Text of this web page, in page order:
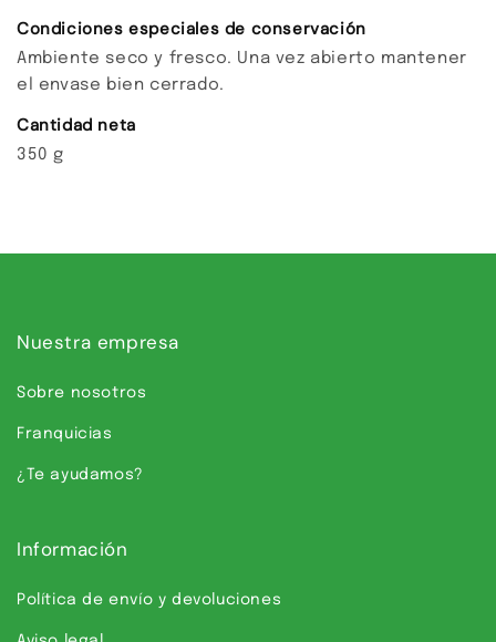
Condiciones especiales de conservación
Ambiente seco y fresco. Una vez abierto mantener
el envase bien cerrado.
Cantidad neta
350 g
Nuestra empresa
Sobre nosotros
Franquicias
¿Te ayudamos?
Información
Política de envío y devoluciones